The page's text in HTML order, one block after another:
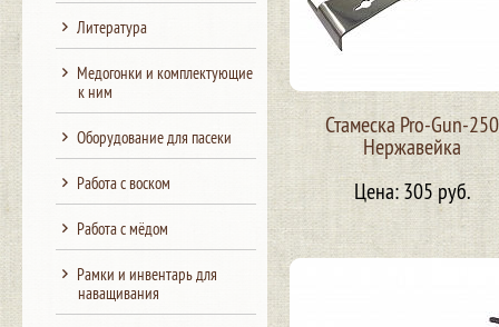
Стамеска Pro-Gun-250
Нержавейка
Цена: 305 руб.
Литература
Медогонки и комплектующие
к ним
Оборудование для пасеки
Работа с воском
Работа с мёдом
Рамки и инвентарь для
наващивания